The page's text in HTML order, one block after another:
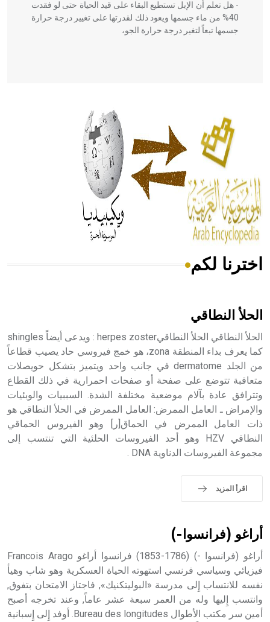
- هل تعلم أن الإبل تستطيع البقاء على قيد الحياة حتى لو فقدت
40% من ماء جسمها ويعود ذلك لقدرتها على تغيير درجة حرارة
جسمها تبعاً لتغير درجة حرارة الجو،
الحكم، الأدلة، تنظيم التغذية، ورسالته في جروح الرأس. ويعود
له الفضل بأنه حرر الطب من الدين والفلسفة.
- هل تعلم أن المرجان إفراز حيواني يتكون في البحر ويتركب
من مادة كربونات الكلسيوم، وهو أحمر أو شديد الحمرة وهو
أجود أنواعه، ويمتاز بكبر الحجم ويسمى الش
هل تعلم أن الأبسيد كلمة فرنسية اللفظ تم اعتمادها مصطلحاً
- هل تعلم أن أبجر Abgar اسم معروف جيداً يعود إلى عدد من
الملوك الذين حكموا مدينة إديسا (الرها) من أبجر الأول وحتى
التاسع، وهم ينتسبون إلى أسرة أوسروين
حيث تقتصر القيمة الصوتية للعلامة الك
اخترنا لكم
الحلأ النطاقي
الحلأ النطاقي الحلأ النطاقيherpes zoster : ويدعى أيضاً shingles
كما يعرف بداء المنطقة zona، هو خمج فيروسي حاد يصيب قطاعاً
من الجلد dermatome في جانب واحد ويتميز بتشكل حويصلات
متعاقبة تتوضع على صفحة أو صفحات احمرارية في ذلك القطاع
وتترافق عادة بآلام موضعية مختلفة الشدة. السببيات والوبئيات
والإمراض ـ العامل الممرض: العامل الممرض في الحلأ النطاقي هو
ذات العامل الممرض في الحماق[ر] وهو الفيروس الحماقي
النطاقي HZV وهو أحد الفيروسات الحلئية التي تنتسب إلى
مجموعة الفيروسات الدناوية DNA .
اقرأ المزيد
أراغو (فرانسوا-)
أراغو (فرانسوا -) (1786-1853) فرانسوا أراغو Francois Arago
فيزيائي وسياسي فرنسي استهوته الحياة العسكرية وهو شاب وهيأ
نفسه للانتساب إِلى مدرسة «البوليتكنيك», فاجتاز الامتحان بتفوق,
وانتسب إِليها وله من العمر سبعة عشر عاماً, وعند تخرجه أصبح
أمين سر مكتب الأطوال Bureau des longitudes. أوفد إِلى إِسبانية